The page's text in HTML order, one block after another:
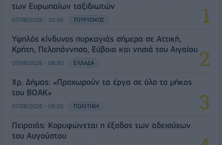
των Ευρωπαίων ταξιδιωτών
07/08/2026 - 10:56 ΤΟΥΡΙΣΜΟΣ
Υψηλός κίνδυνος πυρκαγιάς σήμερα σε Αττική,
Κρήτη, Πελοπόννησο, Εύβοια και νησιά του Αιγαίου
07/08/2026 - 08:30 ΕΛΛΑΔΑ
Χρ. Δήμας: «Προχωρούν τα έργα σε όλο το μήκος
του ΒΟΑΚ»
07/08/2026 - 09:50 ΠΟΛΙΤΙΚΗ
Πειραιάς: Κορυφώνεται η έξοδος των αδειούχων
του Αυγούστου